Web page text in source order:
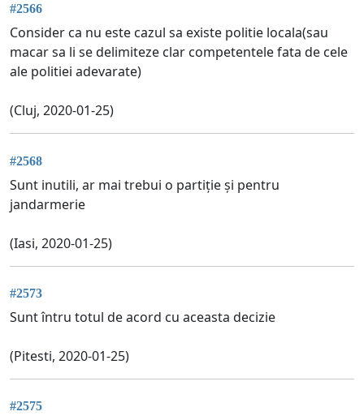
#2566
Consider ca nu este cazul sa existe politie locala(sau
macar sa li se delimiteze clar competentele fata de cele
ale politiei adevarate)
(Cluj, 2020-01-25)
#2568
Sunt inutili, ar mai trebui o partiție și pentru
jandarmerie
(Iasi, 2020-01-25)
#2573
Sunt întru totul de acord cu aceasta decizie
(Pitesti, 2020-01-25)
#2575